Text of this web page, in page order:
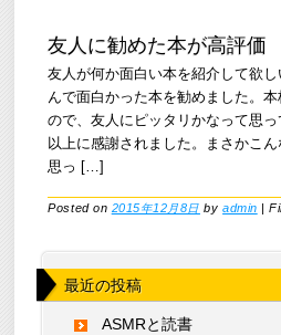
友人に勧めた本が高評価
友人が何か面白い本を紹介して欲
んで面白かった本を勧めました。
ので、友人にピッタリかなって思
以上に感謝されました。まさかこ
思っ […]
Posted on 2015年12月8日 byadmin |
最近の投稿
ASMRと読書